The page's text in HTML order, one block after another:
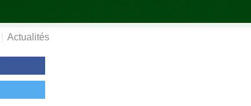
Actualités